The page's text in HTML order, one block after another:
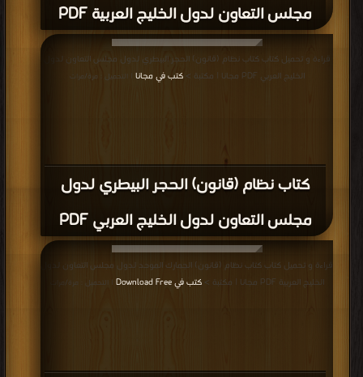
مجلس التعاون لدول الخليج العربية PDF
كتاب نظام (قانون) الحجر البيطري لدول
مجلس التعاون لدول الخليج العربي PDF
قراءة و تحميل كتاب كتاب نظام (قانون) الحجر البيطري لدول مجلس التعاون لدول
الخليج العربي PDF مجانا | مكتبة >
كتب في مجانا | التحميل : مرة/مرات
قراءة و تحميل كتاب كتاب نظام (قانون) الجمارك الموحد لدول مجلس التعاون لدول
الخليج العربية PDF مجانا | مكتبة >
كتب في Download Free | التحميل : مرة/مرات